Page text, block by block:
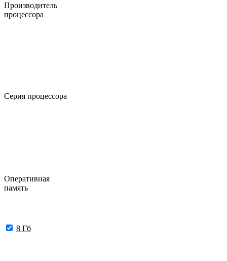
Производитель
процессора
Серия процессора
Оперативная
память
8 Гб